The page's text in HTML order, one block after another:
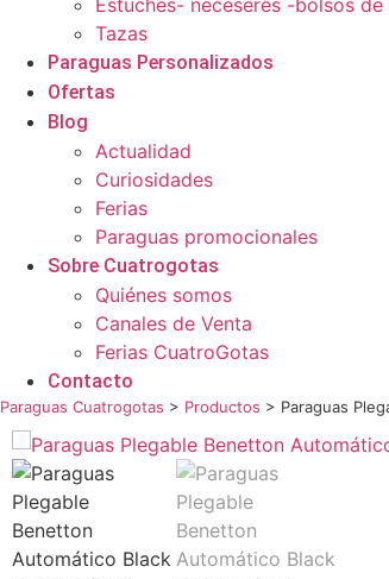
Estuches- neceseres -bolsos de
Tazas
Paraguas Personalizados
Ofertas
Blog
Actualidad
Curiosidades
Ferias
Paraguas promocionales
Sobre Cuatrogotas
Quiénes somos
Canales de Venta
Ferias CuatroGotas
Contacto
Paraguas Cuatrogotas > Productos > Paraguas